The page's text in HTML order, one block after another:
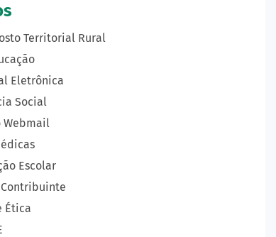
Territorial Rural
Eletrônica
Social
Webmail
Escolar
Ética